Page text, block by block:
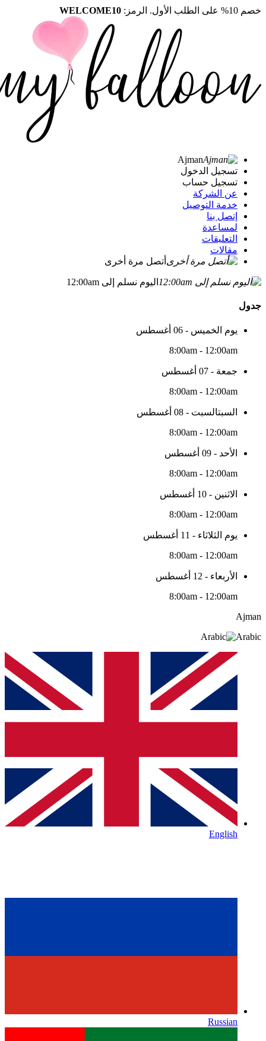
خصم 10% على الطلب الأول. الرمز: WELCOME10
Ajman
تسجيل الدخول
تسجيل حساب
عن الشركة
خدمة التوصيل
إتصل بنا
لمساعدة
التعليقات
مقالات
أتصل مرة أخرى
اليوم نسلم إلى 12:00am
جدول
يوم الخميس - 06 أغسطس
8:00am - 12:00am
جمعة - 07 أغسطس
8:00am - 12:00am
السبتالسبت - 08 أغسطس
8:00am - 12:00am
الأحد - 09 أغسطس
8:00am - 12:00am
الاثنين - 10 أغسطس
8:00am - 12:00am
يوم الثلاثاء - 11 أغسطس
8:00am - 12:00am
الأربعاء - 12 أغسطس
8:00am - 12:00am
Ajman
Arabic
English
Russian